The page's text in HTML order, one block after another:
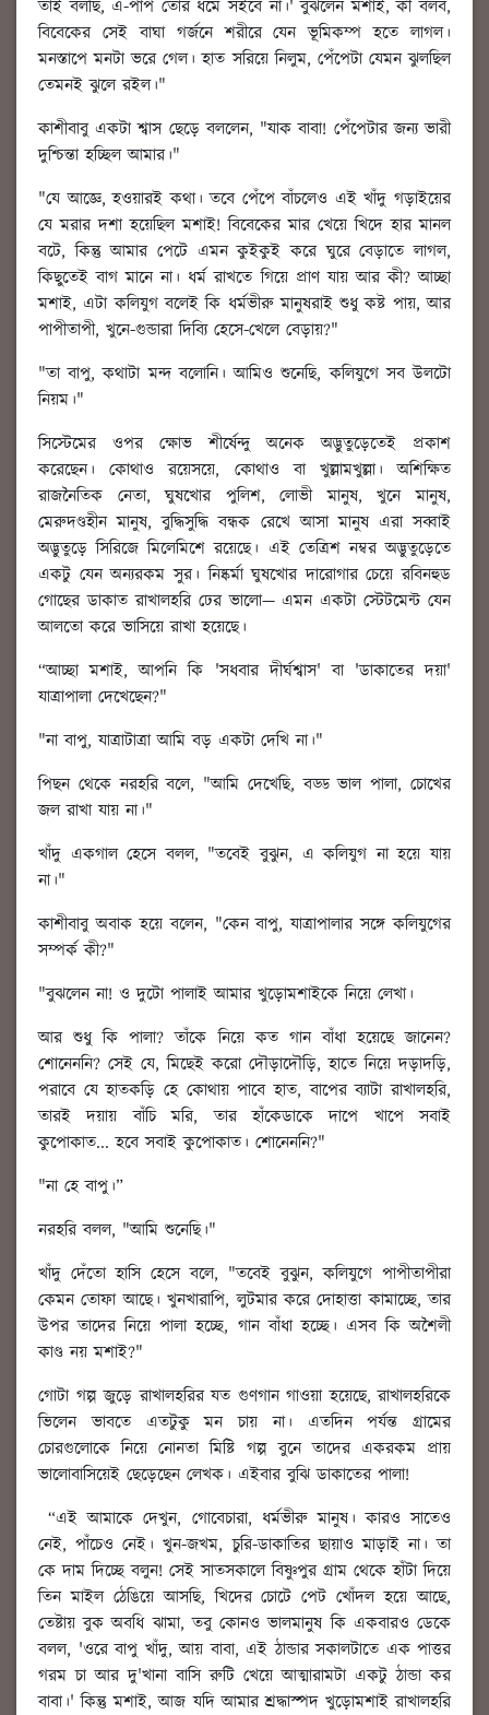
তাই বলছি, এ-পাপ তোর ধর্মে সইবে না।' বুঝলেন মশাই, কী বলব,
বিবেকের সেই বাঘা গর্জনে শরীরে যেন ভূমিকম্প হতে লাগল।
মনস্তাপে মনটা ভরে গেল। হাত সরিয়ে নিলুম, পেঁপেটা যেমন ঝুলছিল
তেমনই ঝুলে রইল।"
কাশীবাবু একটা শ্বাস ছেড়ে বললেন, "যাক বাবা! পেঁপেটার জন্য ভারী
দুশ্চিন্তা হচ্ছিল আমার।"
"যে আজ্ঞে, হওয়ারই কথা। তবে পেঁপে বাঁচলেও এই খাঁদু গড়াইয়ের
যে মরার দশা হয়েছিল মশাই! বিবেকের মার খেয়ে খিদে হার মানল
বটে, কিন্তু আমার পেটে এমন কুইকুই করে ঘুরে বেড়াতে লাগল,
কিছুতেই বাগ মানে না। ধর্ম রাখতে গিয়ে প্রাণ যায় আর কী? আচ্ছা
মশাই, এটা কলিযুগ বলেই কি ধর্মভীরু মানুষরাই শুধু কষ্ট পায়, আর
পাপীতাপী, খুনে-গুন্ডারা দিব্যি হেসে-খেলে বেড়ায়?"
"তা বাপু, কথাটা মন্দ বলোনি। আমিও শুনেছি, কলিযুগে সব উলটো
নিয়ম।"
সিস্টেমের ওপর ক্ষোভ শীর্ষেন্দু অনেক অদ্ভুতুড়েতেই প্রকাশ
করেছেন। কোথাও রয়েসয়ে, কোথাও বা খুল্লামখুল্লা। অশিক্ষিত
রাজনৈতিক নেতা, ঘুষখোর পুলিশ, লোভী মানুষ, খুনে মানুষ,
মেরুদণ্ডহীন মানুষ, বুদ্ধিসুদ্ধি বন্ধক রেখে আসা মানুষ এরা সব্বাই
অদ্ভুতুড়ে সিরিজে মিলেমিশে রয়েছে। এই তেত্রিশ নম্বর অদ্ভুতুড়েতে
একটু যেন অন্যরকম সুর। নিষ্কর্মা ঘুষখোর দারোগার চেয়ে রবিনহুড
গোছের ডাকাত রাখালহরি ঢের ভালো— এমন একটা স্টেটমেন্ট যেন
আলতো করে ভাসিয়ে রাখা হয়েছে।
“আচ্ছা মশাই, আপনি কি 'সধবার দীর্ঘশ্বাস' বা 'ডাকাতের দয়া'
যাত্রাপালা দেখেছেন?"
"না বাপু, যাত্রাটাত্রা আমি বড় একটা দেখি না।"
পিছন থেকে নরহরি বলে, "আমি দেখেছি, বড্ড ভাল পালা, চোখের
জল রাখা যায় না।"
খাঁদু একগাল হেসে বলল, "তবেই বুঝুন, এ কলিযুগ না হয়ে যায়
না।"
কাশীবাবু অবাক হয়ে বলেন, "কেন বাপু, যাত্রাপালার সঙ্গে কলিযুগের
সম্পর্ক কী?"
"বুঝলেন না! ও দুটো পালাই আমার খুড়োমশাইকে নিয়ে লেখা।
আর শুধু কি পালা? তাঁকে নিয়ে কত গান বাঁধা হয়েছে জানেন?
শোনেননি? সেই যে, মিছেই করো দৌড়াদৌড়ি, হাতে নিয়ে দড়াদড়ি,
পরাবে যে হাতকড়ি হে কোথায় পাবে হাত, বাপের ব্যাটা রাখালহরি,
তারই দয়ায় বাঁচি মরি, তার হাঁকেডাকে দাপে খাপে সবাই
কুপোকাত... হবে সবাই কুপোকাত। শোনেননি?"
"না হে বাপু।”
নরহরি বলল, "আমি শুনেছি।"
খাঁদু দেঁতো হাসি হেসে বলে, "তবেই বুঝুন, কলিযুগে পাপীতাপীরা
কেমন তোফা আছে। খুনখারাপি, লুটমার করে দোহাত্তা কামাচ্ছে, তার
উপর তাদের নিয়ে পালা হচ্ছে, গান বাঁধা হচ্ছে। এসব কি অশৈলী
কাণ্ড নয় মশাই?"
গোটা গল্প জুড়ে রাখালহরির যত গুণগান গাওয়া হয়েছে, রাখালহরিকে
ভিলেন ভাবতে এতটুকু মন চায় না। এতদিন পর্যন্ত গ্রামের
চোরগুলোকে নিয়ে নোনতা মিষ্টি গল্প বুনে তাদের একরকম প্রায়
ভালোবাসিয়েই ছেড়েছেন লেখক। এইবার বুঝি ডাকাতের পালা!
“এই আমাকে দেখুন, গোবেচারা, ধর্মভীরু মানুষ। কারও সাতেও
নেই, পাঁচেও নেই। খুন-জখম, চুরি-ডাকাতির ছায়াও মাড়াই না। তা
কে দাম দিচ্ছে বলুন! সেই সাতসকালে বিষ্ণুপুর গ্রাম থেকে হাঁটা দিয়ে
তিন মাইল ঠেঙিয়ে আসছি, খিদের চোটে পেট খোঁদল হয়ে আছে,
তেষ্টায় বুক অবধি ঝামা, তবু কোনও ভালমানুষ কি একবারও ডেকে
বলল, 'ওরে বাপু খাঁদু, আয় বাবা, এই ঠান্ডার সকালটাতে এক পাত্তর
গরম চা আর দু'খানা বাসি রুটি খেয়ে আত্মারামটা একটু ঠান্ডা কর
বাবা।' কিন্তু মশাই, আজ যদি আমার শ্রদ্ধাস্পদ খুড়োমশাই রাখালহরি